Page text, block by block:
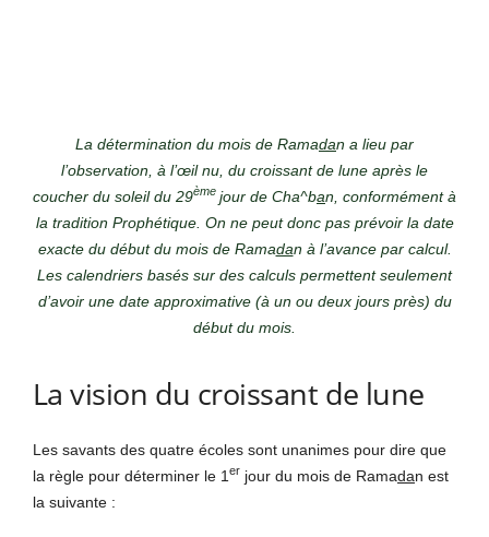
La détermination du mois de Ramadan a lieu par
l’observation, à l’œil nu, du croissant de lune après le
coucher du soleil du 29ème jour de Cha^ban, conformément à
la tradition Prophétique. On ne peut donc pas prévoir la date
exacte du début du mois de Ramadan à l’avance par calcul.
Les calendriers basés sur des calculs permettent seulement
d’avoir une date approximative (à un ou deux jours près) du
début du mois.
La vision du croissant de lune
Les savants des quatre écoles sont unanimes pour dire que
la règle pour déterminer le 1 er jour du mois de Ramadan est
la suivante :